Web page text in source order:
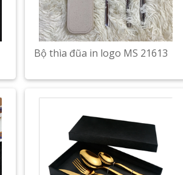
Bộ thìa đũa in logo MS 21613